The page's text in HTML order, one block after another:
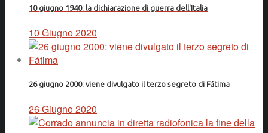
10 giugno 1940: la dichiarazione di guerra dell'Italia
10 Giugno 2020
26 giugno 2000: viene divulgato il terzo segreto di Fátima
26 Giugno 2020